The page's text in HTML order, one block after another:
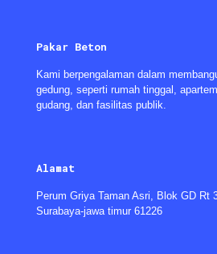
Pakar Beton
Kami berpengalaman dalam
gedung, seperti rumah tinggal,
gudang, dan fasilitas publik.
Alamat
Perum Griya Taman Asri, Blok GD Rt
Surabaya-jawa timur 61226